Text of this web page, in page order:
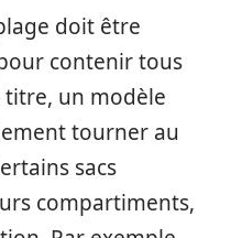
doit être
contenir tous
titre, un modèle
tourner au
sacs
compartiments,